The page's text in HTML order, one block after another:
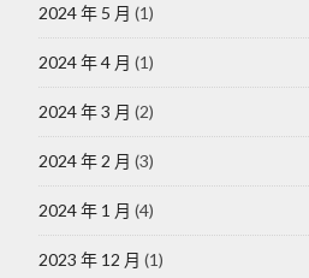
2024 年 5 月 (1)
2024 年 4 月 (1)
2024 年 3 月 (2)
2024 年 2 月 (3)
2024 年 1 月 (4)
2023 年 12 月 (1)